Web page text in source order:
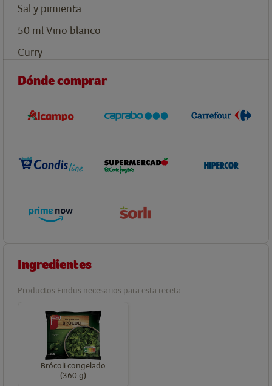
Sal y pimienta
50 ml Vino blanco
Curry
Dónde comprar
Ingredientes
Productos Findus necesarios para esta receta
Brócoli congelado
(360 g)